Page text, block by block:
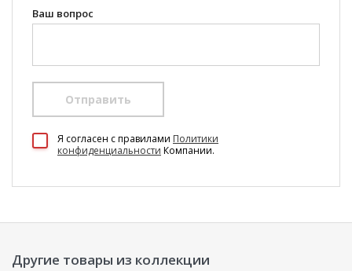
Ваш вопрос
Отправить
Я согласен c правилами Политики
конфиденциальности Компании.
Другие товары из коллекции